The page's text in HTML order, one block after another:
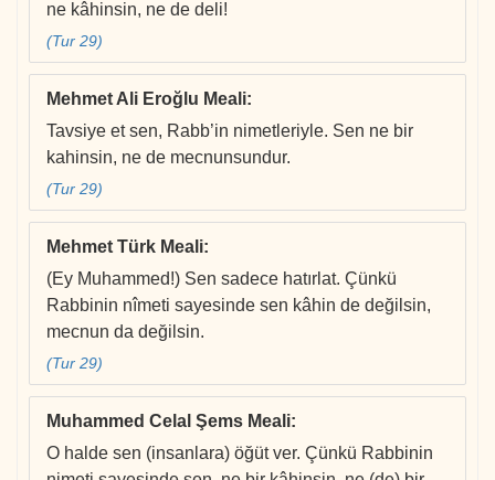
ne kâhinsin, ne de deli!
(Tur 29)
Mehmet Ali Eroğlu Meali:
Tavsiye et sen, Rabb’in nimetleriyle. Sen ne bir
kahinsin, ne de mecnunsundur.
(Tur 29)
Mehmet Türk Meali:
(Ey Muhammed!) Sen sadece hatırlat. Çünkü
Rabbinin nîmeti sayesinde sen kâhin de değilsin,
mecnun da değilsin.
(Tur 29)
Muhammed Celal Şems Meali:
O halde sen (insanlara) öğüt ver. Çünkü Rabbinin